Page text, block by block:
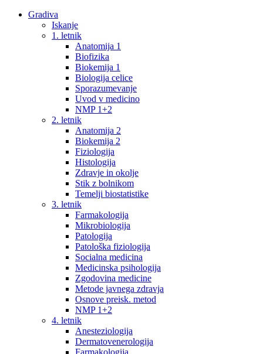
Gradiva
Iskanje
1. letnik
Anatomija 1
Biofizika
Biokemija 1
Biologija celice
Sporazumevanje
Uvod v medicino
NMP 1+2
2. letnik
Anatomija 2
Biokemija 2
Fiziologija
Histologija
Zdravje in okolje
Stik z bolnikom
Temelji biostatistike
3. letnik
Farmakologija
Mikrobiologija
Patologija
Patološka fiziologija
Socialna medicina
Medicinska psihologija
Zgodovina medicine
Metode javnega zdravja
Osnove preisk. metod
NMP 1+2
4. letnik
Anesteziologija
Dermatovenerologija
Farmakologija